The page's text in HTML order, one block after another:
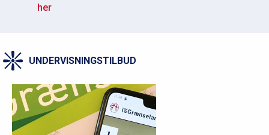
her
UNDERVISNINGSTILBUD